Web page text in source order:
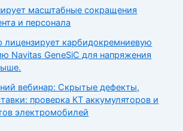
масштабные сокращения
и персонала
лицензирует карбидокремниевую
Navitas GeneSiC для напряжения
вебинар: Скрытые дефекты,
проверка КТ аккумуляторов и
электромобилей